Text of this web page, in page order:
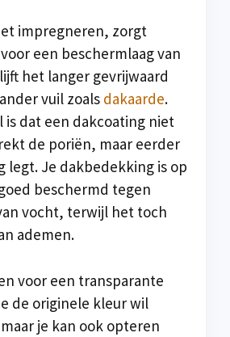
impregneren, zorgt
een beschermlaag van
het langer gevrijwaard
vuil zoals dakaarde.
is dat een dakcoating niet
de poriën, maar eerder
legt. Je dakbedekking is op
beschermd tegen
vocht, terwijl het toch
ademen.
voor een transparante
de originele kleur wil
je kan ook opteren